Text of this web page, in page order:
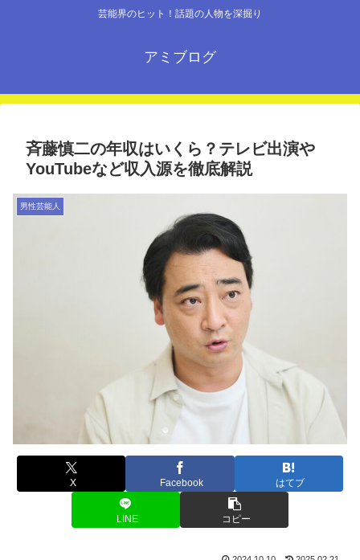
芸能界のヒット！話題の人物を深掘り
アミブログ
斉藤慎二の年収はいくら？テレビ出演や
YouTubeなど収入源を徹底解説
男性芸能人
X Facebook はてブ
LINE コピー